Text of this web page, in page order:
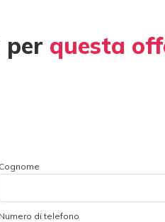
per questa
Cognome
Numero di telefono